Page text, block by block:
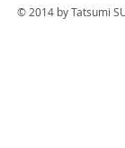
© 2014 by Tatsumi